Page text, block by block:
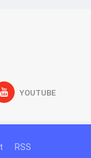
YOUTUBE
RSS